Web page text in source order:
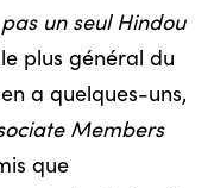
pas un seul Hindou
plus général du
a quelques-uns,
Members
que